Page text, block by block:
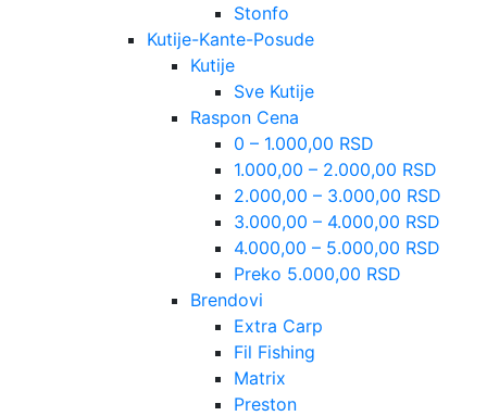
Stonfo
Kutije-Kante-Posude
Kutije
Sve Kutije
Raspon Cena
0 – 1.000,00 RSD
1.000,00 – 2.000,00 RSD
2.000,00 – 3.000,00 RSD
3.000,00 – 4.000,00 RSD
4.000,00 – 5.000,00 RSD
Preko 5.000,00 RSD
Brendovi
Extra Carp
Fil Fishing
Matrix
Preston